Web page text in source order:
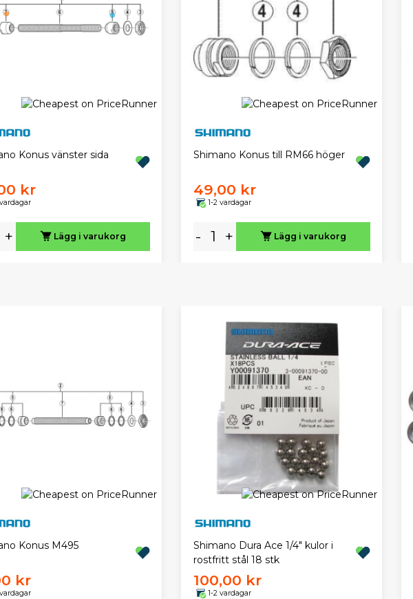
Konus vänster sida
kr
+ Lägg i varukorg
Shimano Konus till RM66 höger
49,00 kr
1-2 vardagar
- + Lägg i varukorg
Konus M495
kr
Shimano Dura Ace 1/4" kulor i
rostfritt stål 18 stk
100,00 kr
1-2 vardagar